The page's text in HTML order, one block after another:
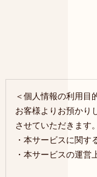
＜個人情報の利用目
お客様よりお預かり
させていただきます。
・本サービスに関す
・本サービスの運